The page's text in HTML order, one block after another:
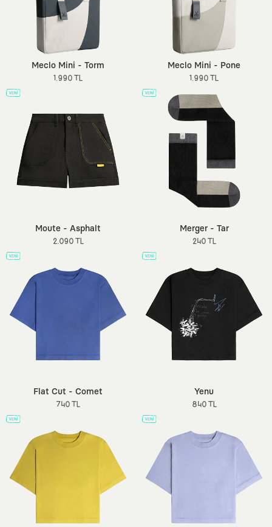
Meclo Mini - Torm
1.990 TL
Meclo Mini - Pone
1.990 TL
Moute - Asphalt
2.090 TL
Merger - Tar
240 TL
Flat Cut - Comet
740 TL
Yenu
840 TL